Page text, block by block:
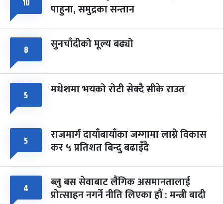
चैत्र ८, २०८३-Mar 22, 2027
१० पाहुना, समुद्रका सन्तान
८ सुनचाँदीको मूल्य बढ्यो
५ मधेशमा भयको रोटी सेक्दै सीके राउत
५ राजमार्ग दायाँबायाँका जग्गामा लाग्ने विकास
कर ५ प्रतिशत बिन्दु बढाइँदै
४ ब्लु बस सेवाबाट लैंगिक असमानतालाई
प्रोत्साहन नगर्ने नीति लिएका हौं : मन्त्री बादी